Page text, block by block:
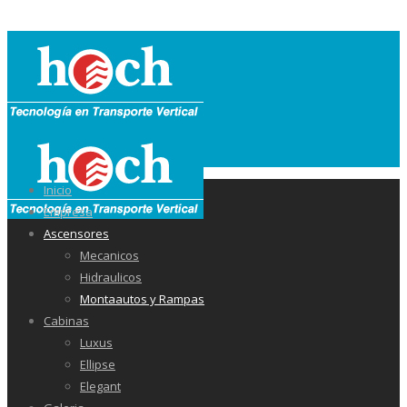
Inicio
Empresa
Ascensores
Mecanicos
Hidraulicos
Montaautos y Rampas
Cabinas
Luxus
Ellipse
Elegant